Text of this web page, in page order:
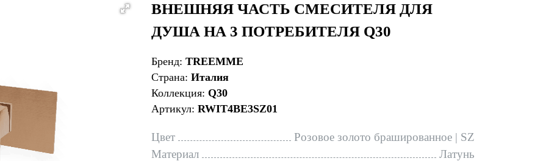
ВНЕШНЯЯ ЧАСТЬ СМЕСИТЕЛЯ ДЛЯ
ДУША НА 3 ПОТРЕБИТЕЛЯ Q30
Бренд: TREEMME
Страна: Италия
Коллекция: Q30
Артикул: RWIT4BE3SZ01
Цвет
Розовое золото брашированное | SZ
Материал
Латунь